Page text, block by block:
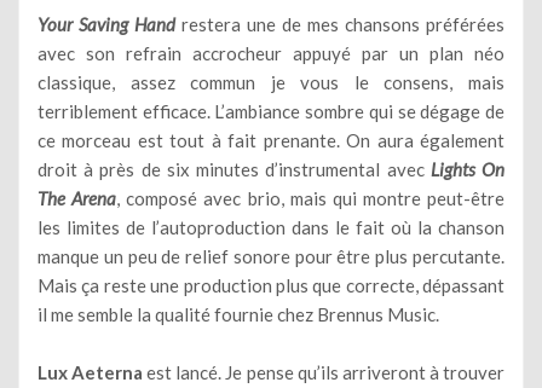
Your Saving Handrestera une de mes chansons préférées
avec son refrain accrocheur appuyé par un plan néo
classique, assez commun je vous le consens, mais
terriblement efficace. L’ambiance sombre qui se dégage de
ce morceau est tout à fait prenante. On aura également
droit à près de six minutes d’instrumental avec Lights On
The Arena, composé avec brio, mais qui montre peut-être
les limites de l’autoproduction dans le fait où la chanson
manque un peu de relief sonore pour être plus percutante.
Mais ça reste une production plus que correcte, dépassant
il me semble la qualité fournie chez Brennus Music.
Lux Aeterna est lancé. Je pense qu’ils arriveront à trouver